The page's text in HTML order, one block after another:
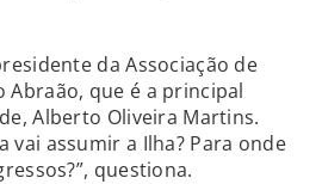
da Associação de
Abraão, que é a principal
Alberto Oliveira Martins.
vai assumir a Ilha? Para onde
questiona.